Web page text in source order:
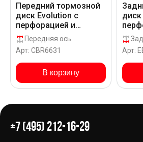
Передний тормозной
диск Evolution с
перфорацией и
насечками, в
покрытии GEOMET для
Volkswagen GOLF VAN
(HATCHBACK) _
Передняя ось
Арт: CBR6631
В корзину
Арт:
+7 (495) 212-16-29